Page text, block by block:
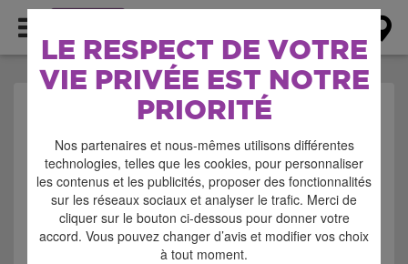
LE RESPECT DE VOTRE
VIE PRIVÉE EST NOTRE
PRIORITÉ
Nos partenaires et nous-mêmes utilisons différentes
technologies, telles que les cookies, pour personnaliser
les contenus et les publicités, proposer des fonctionnalités
sur les réseaux sociaux et analyser le trafic. Merci de
cliquer sur le bouton ci-dessous pour donner votre
accord. Vous pouvez changer d’avis et modifier vos choix
à tout moment.
AGENDA >
EXPOSITION - SALON -
FOIRE